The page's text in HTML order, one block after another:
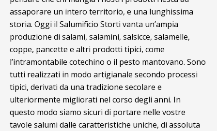
assaporare un intero territorio, e una lunghissima
storia. Oggi il Salumificio Storti vanta un’ampia
produzione di salami, salamini, salsicce, salamelle,
coppe, pancette e altri prodotti tipici, come
l’intramontabile cotechino o il pesto mantovano. Sono
tutti realizzati in modo artigianale secondo processi
tipici, derivati da una tradizione secolare e
ulteriormente migliorati nel corso degli anni. In
questo modo siamo sicuri di portare nelle vostre
tavole salumi dalle caratteristiche uniche, di assoluta